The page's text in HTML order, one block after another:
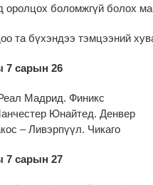
оролцох боломжгүй болох
та бүхэндээ тэмцээний
7 сарын 26
Мадрид. Финикс
Юнайтед. Денвер
– Ливэрпүүл. Чикаго
7 сарын 27